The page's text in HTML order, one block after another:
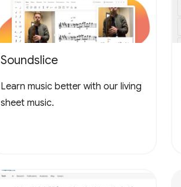
Soundslice
Learn music better with our living
sheet music.